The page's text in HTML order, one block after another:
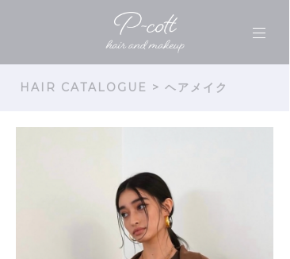
HAIR CATALOGUE > ヘアメイク